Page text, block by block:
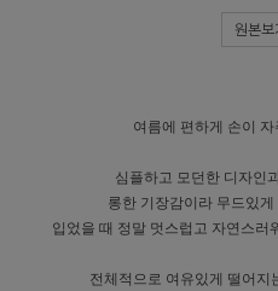
원본보
여름에 편하게 손이
심플하고 모던한 디자인
롱한 기장감이라 무드있
입었을 때 정말 멋스럽고 자연스러
전체적으로 여유있게 떨어